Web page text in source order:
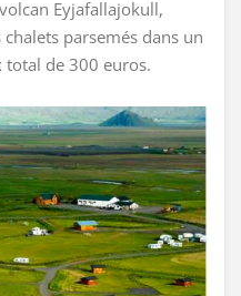
Eyjafallajokull,
parsemés dans un
de 300 euros.